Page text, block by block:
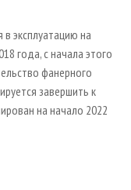
эксплуатацию на
года, с начала этого
фанерного
завершить к
на начало 2022